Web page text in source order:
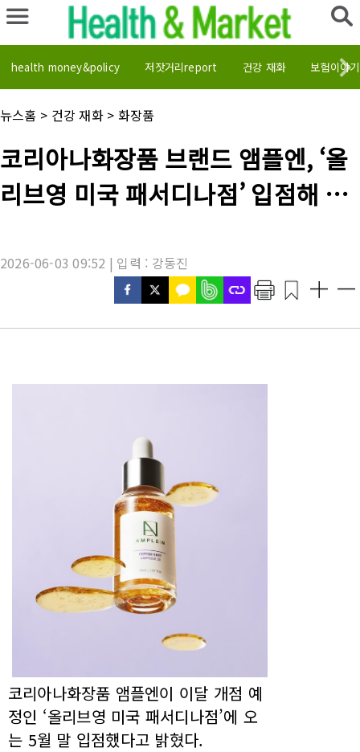
health money&policy 저잣거리report 건강 재화 보험이야기
채
널
뉴스홈 > 건강 재화> 화장품
기
사
목
코리아나화장품 브랜드 앰플엔, ‘올
리브영 미국 패서디나점’ 입점해 글
2026-06-03 09:52 | 입력 : 강동진
코리아나화장품 앰플엔이 이달 개점 예
정인 ‘올리브영 미국 패서디나점’에 오
는 5월 말 입점했다고 밝혔다.